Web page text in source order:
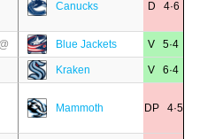
Canucks D 4·6
@ Blue Jackets V 5·4
Kraken V 6·4
Mammoth DP 4·5